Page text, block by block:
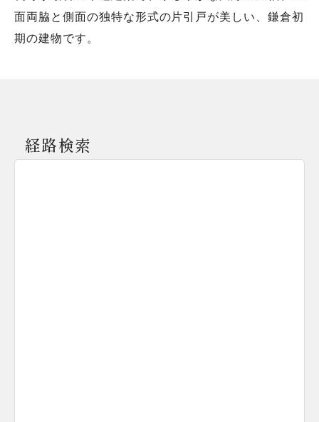
面両脇と側面の独特な形式の片引戸が美しい、鎌倉初
期の建物です。
経路検索